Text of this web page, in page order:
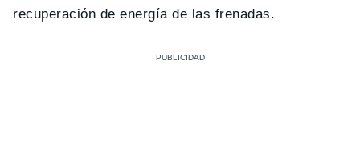
recuperación de energía de las frenadas.